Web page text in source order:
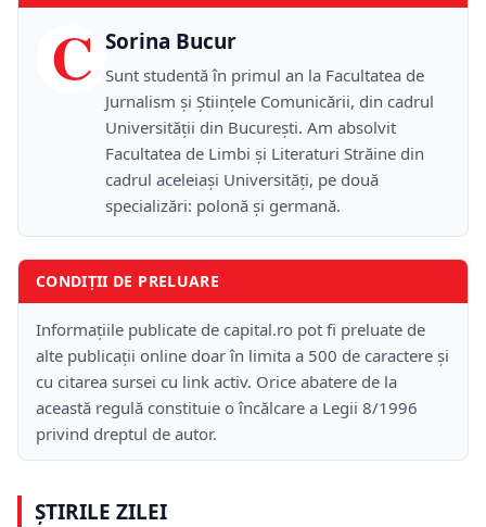
C Sorina Bucur
Sunt studentă în primul an la Facultatea de
Jurnalism și Științele Comunicării, din cadrul
Universității din București. Am absolvit
Facultatea de Limbi și Literaturi Străine din
cadrul aceleiași Universități, pe două
specializări: polonă și germană.
CONDIȚII DE PRELUARE
Informațiile publicate de capital.ro pot fi preluate de
alte publicații online doar în limita a 500 de caractere și
cu citarea sursei cu link activ. Orice abatere de la
această regulă constituie o încălcare a Legii 8/1996
privind dreptul de autor.
ȘTIRILE ZILEI